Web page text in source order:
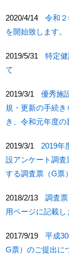
2020/4/14
令和
を開始致します。
2019/5/31
特定
て
2019/3/1
優秀施
規・更新の手続
き、令和元年度の
2019/3/1
2019年
設アンケート調
する調査票（G票
2018/2/13
調査
用ページに記載し
2017/9/19
平成
G票）のご提出に